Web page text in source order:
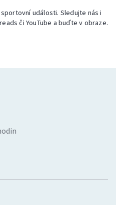
události. Sledujte nás i
či YouTube a buďte v obraze.